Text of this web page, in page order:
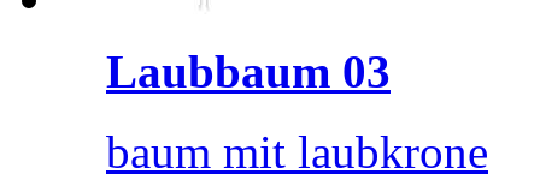
Laubbaum 03
baum mit laubkrone